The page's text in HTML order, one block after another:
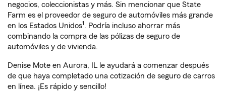
negocios, coleccionistas y más. Sin mencionar que State
Farm es el proveedor de seguro de automóviles más grande
en los Estados Unidos1. Podría incluso ahorrar más
combinando la compra de las pólizas de seguro de
automóviles y de vivienda.
Denise Mote en Aurora, IL le ayudará a comenzar después
de que haya completado una cotización de seguro de carros
en línea. ¡Es rápido y sencillo!